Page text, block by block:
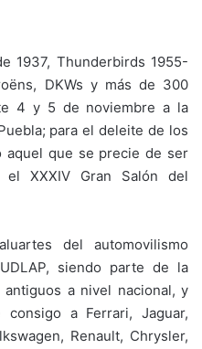
1937, Thunderbirds 1955-
DKWs y más de 300
4 y 5 de noviembre a la
para el deleite de los
aquel que se precie de ser
XXXIV Gran Salón del
del automovilismo
siendo parte de la
a nivel nacional, y
a Ferrari, Jaguar,
Renault, Chrysler,